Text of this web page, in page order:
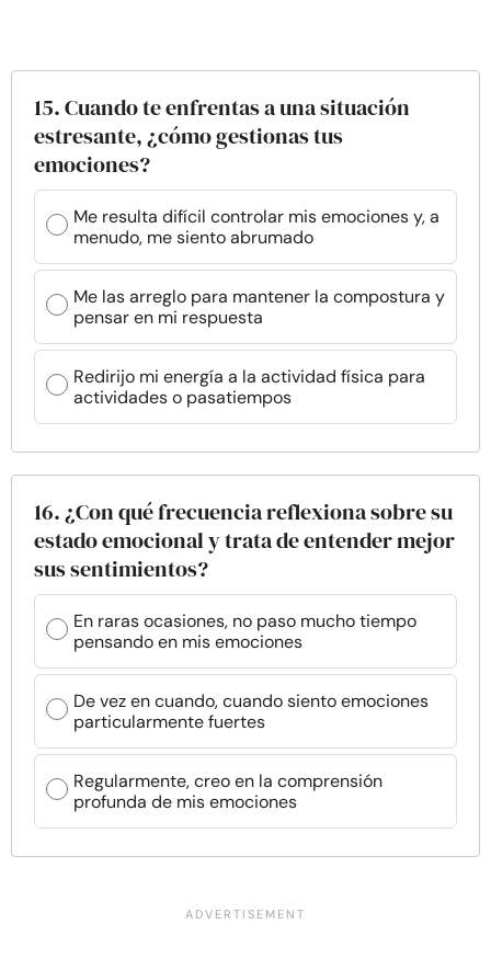
15. Cuando te enfrentas a una situación
estresante, ¿cómo gestionas tus
emociones?
Me resulta difícil controlar mis emociones y, a
menudo, me siento abrumado
Me las arreglo para mantener la compostura y
pensar en mi respuesta
Redirijo mi energía a la actividad física para
actividades o pasatiempos
16. ¿Con qué frecuencia reflexiona sobre su
estado emocional y trata de entender mejor
sus sentimientos?
En raras ocasiones, no paso mucho tiempo
pensando en mis emociones
De vez en cuando, cuando siento emociones
particularmente fuertes
Regularmente, creo en la comprensión
profunda de mis emociones